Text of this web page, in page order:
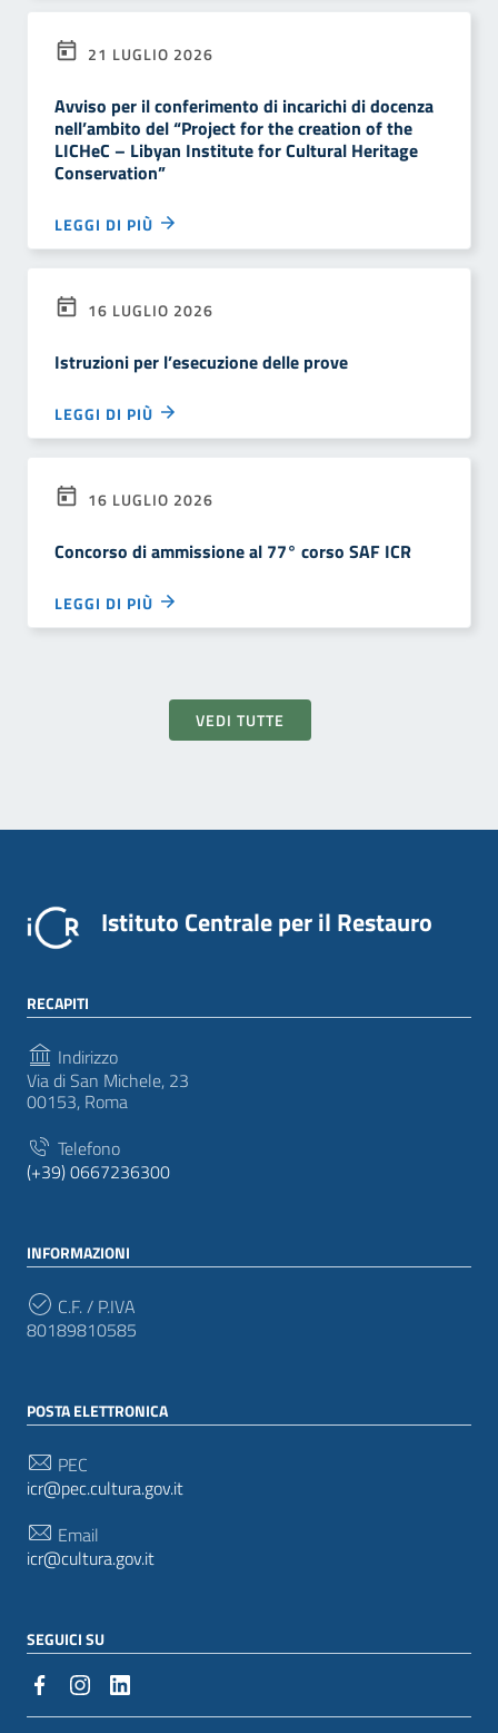
21 LUGLIO 2026
Avviso per il conferimento di incarichi di docenza
nell’ambito del “Project for the creation of the
LICHeC – Libyan Institute for Cultural Heritage
Conservation”
LEGGI DI PIÙ
16 LUGLIO 2026
Istruzioni per l’esecuzione delle prove
LEGGI DI PIÙ
16 LUGLIO 2026
Concorso di ammissione al 77° corso SAF ICR
LEGGI DI PIÙ
VEDI TUTTE
Istituto Centrale per il Restauro
RECAPITI
Indirizzo
Via di San Michele, 23
00153, Roma
Telefono
(+39) 0667236300
INFORMAZIONI
C.F. / P.IVA
80189810585
POSTA ELETTRONICA
PEC
icr@pec.cultura.gov.it
Email
icr@cultura.gov.it
SEGUICI SU